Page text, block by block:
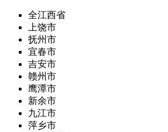
全江西省
上饶市
抚州市
宜春市
吉安市
赣州市
鹰潭市
新余市
九江市
萍乡市